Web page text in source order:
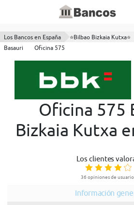
Los Bancos en España ⭐Bilbao Bizkaia Kutxa⭐
Basauri
Oficina 575
Oficina 575
Bizkaia Kutxa
Los clientes
36 opiniones de
Información